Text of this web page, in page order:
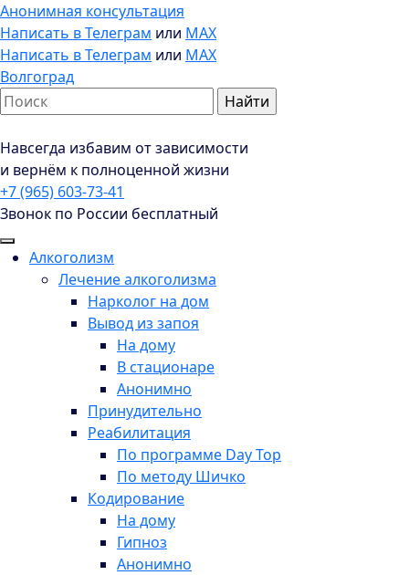
Анонимная консультация
Написать в Телеграм или MAX
Написать в Телеграм или MAX
Волгоград
Навсегда избавим от зависимости
и вернём к полноценной жизни
+7 (965) 603-73-41
Звонок по России бесплатный
Алкоголизм
Лечение алкоголизма
Нарколог на дом
Вывод из запоя
На дому
В стационаре
Анонимно
Принудительно
Реабилитация
По программе Day Top
По методу Шичко
Кодирование
На дому
Гипноз
Анонимно